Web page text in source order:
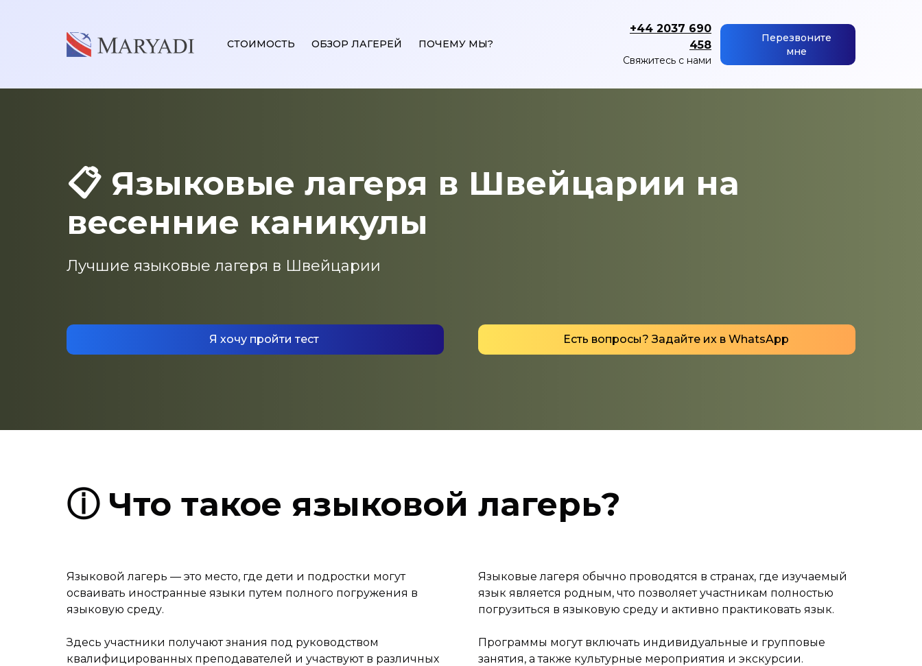
СТОИМОСТЬ ОБЗОР ЛАГЕРЕЙ ПОЧЕМУ МЫ?
+44 2037 690
458
Свяжитесь с нами
Перезвоните
мне
📋 Языковые лагеря в Швейцарии на
весенние каникулы
Лучшие языковые лагеря в Швейцарии
Я хочу пройти тест Есть вопросы? Задайте их в WhatsApp
ⓘ Что такое языковой лагерь?
Языковой лагерь — это место, где дети и подростки могут
осваивать иностранные языки путем полного погружения в
языковую среду.
Здесь участники получают знания под руководством
квалифицированных преподавателей и участвуют в различных
Языковые лагеря обычно проводятся в странах, где изучаемый
язык является родным, что позволяет участникам полностью
погрузиться в языковую среду и активно практиковать язык.
Программы могут включать индивидуальные и групповые
занятия, а также культурные мероприятия и экскурсии.